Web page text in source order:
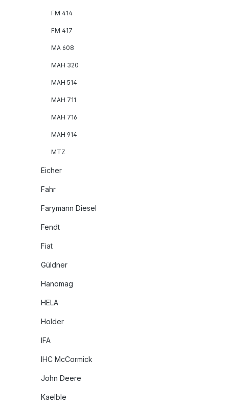
FM 414
FM 417
MA 608
MAH 320
MAH 514
MAH 711
MAH 716
MAH 914
MTZ
Eicher
Fahr
Farymann Diesel
Fendt
Fiat
Güldner
Hanomag
HELA
Holder
IFA
IHC McCormick
John Deere
Kaelble